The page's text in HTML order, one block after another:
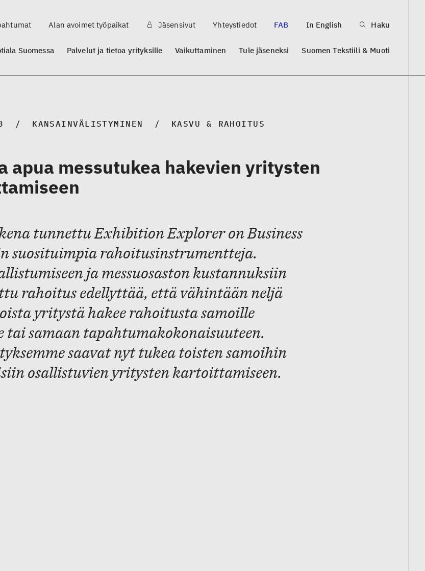
Alan avoimet työpaikat Jäsensivut Yhteystiedot FAB In English Haku
Suomessa Palvelut ja tietoa yrityksille Vaikuttaminen Tule jäseneksi Suomen Tekstiili & Muoti
KANSAINVÄLISTYMINEN KASVU & RAHOITUS
apua messutukea hakevien yritysten
tunnettu Exhibition Explorer on Business
suosituimpia rahoitusinstrumentteja.
ja messuosaston kustannuksiin
rahoitus edellyttää, että vähintään neljä
yritystä hakee rahoitusta samoille
tai samaan tapahtumakokonaisuuteen.
saavat nyt tukea toisten samoihin
osallistuvien yritysten kartoittamiseen.